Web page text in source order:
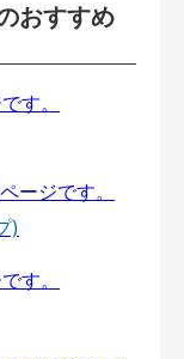
おすすめ
)